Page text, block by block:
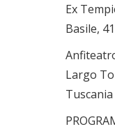
Ex
Basile,
Largo
Tuscania